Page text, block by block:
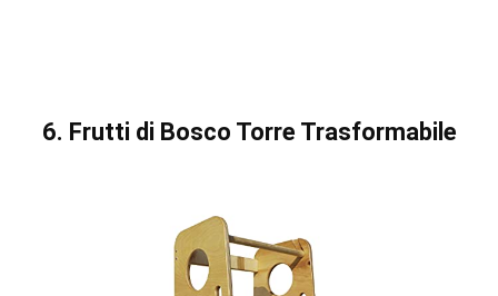
6. Frutti di Bosco Torre Trasformabile